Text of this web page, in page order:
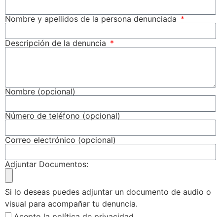
Nombre y apellidos de la persona denunciada
Descripción de la denuncia
Nombre (opcional)
Número de teléfono (opcional)
Correo electrónico (opcional)
Adjuntar Documentos:
Si lo deseas puedes adjuntar un documento de audio o
visual para acompañar tu denuncia.